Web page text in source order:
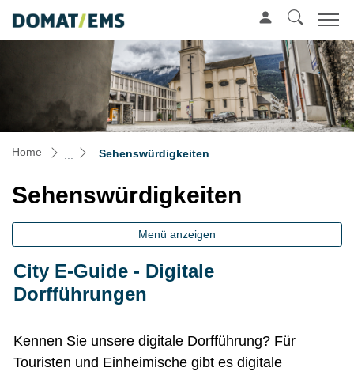
zur Startseite
Direkt zur Hauptnavigation
Direkt zum Inhalt
Direkt zur Suche
Direkt zum Stichwortverzeichnis
Mustergemeinde
Home Sehenswürdigkeiten
Sehenswürdigkeiten
Menü anzeigen
City E-Guide - Digitale
Dorfführungen
Kennen Sie unsere digitale Dorfführung? Für
Touristen und Einheimische gibt es digitale